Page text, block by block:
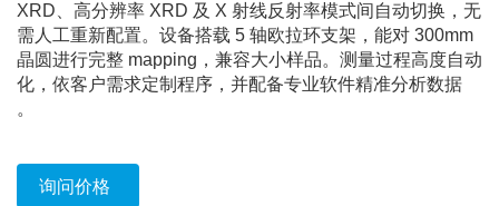
XRD、高分辨率 XRD 及 X 射线反射率模式间自动切换，无
需人工重新配置。设备搭载 5 轴欧拉环支架，能对 300mm
晶圆进行完整 mapping，兼容大小样品。测量过程高度自动
化，依客户需求定制程序，并配备专业软件精准分析数据
。
询问价格